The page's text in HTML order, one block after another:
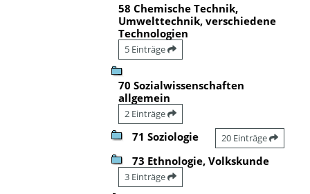
58 Chemische Technik,
Umwelttechnik, verschiedene
Technologien
5 Einträge
70 Sozialwissenschaften
allgemein
2 Einträge
71 Soziologie 20 Einträge
73 Ethnologie, Volkskunde
3 Einträge